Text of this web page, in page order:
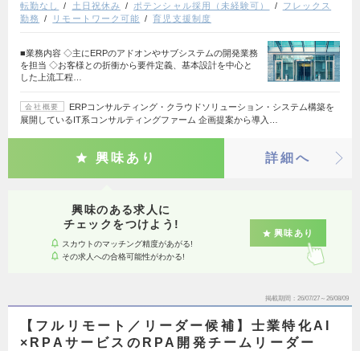
転勤なし
土日祝休み ポテンシャル採用（未経験可）
フレックス
勤務
リモートワーク可能 育児支援制度
■業務内容 ◇主にERPのアドオンやサブシステムの開発業務
を担当 ◇お客様との折衝から要件定義、基本設計を中心と
した上流工程…
会社概要
ERPコンサルティング・クラウドソリューション・システム構築を
展開しているIT系コンサルティングファーム 企画提案から導入…
興味あり 詳細へ
興味のある求人に
チェックをつけよう!
スカウトのマッチング精度があがる!
その求人への合格可能性がわかる!
興味あり
掲載期間 26/07/27～26/08/09
【フルリモート／リーダー候補】士業特化AI
×RPAサービスのRPA開発チームリーダー